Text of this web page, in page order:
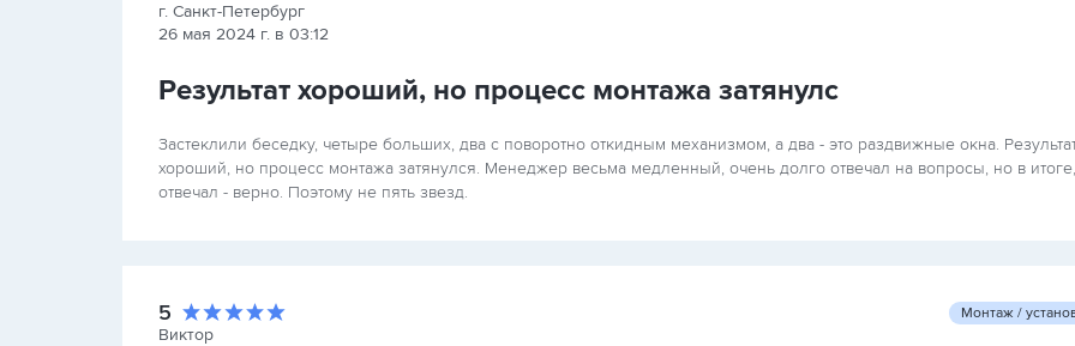
г. Санкт-Петербург
26 мая 2024 г. в 03:12
Результат хороший, но процесс монтажа затянулс
Застеклили беседку, четыре больших, два с поворотно откидным механизмом, а два - это раздвижные окна.
хороший, но процесс монтажа затянулся. Менеджер весьма медленный, очень долго отвечал на вопросы, но в итоге,
отвечал - верно. Поэтому не пять звезд.
5
Виктор
Монтаж /